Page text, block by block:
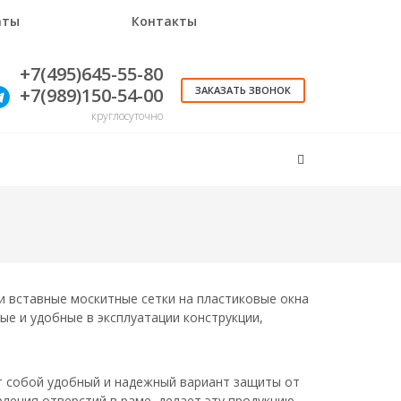
Контакты
+7(495)645-55-80
+7(989)150-54-00
круглосуточно
ЗАКАЗАТЬ ЗВОНОК
москитные сетки на пластиковые окна
и удобные в эксплуатации конструкции,
собой удобный и надежный вариант защиты от